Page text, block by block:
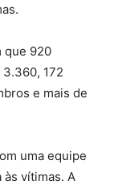
que 920
172
e mais de
uma equipe
às vítimas. A